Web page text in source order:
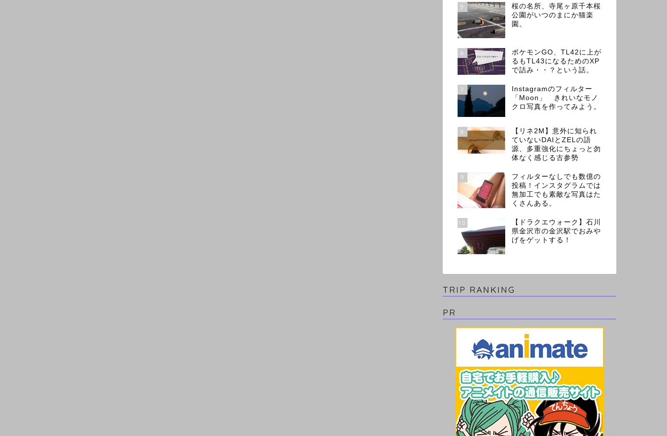
5
桜の名所、寺尾ヶ原千本桜
公園がいつのまにか猫楽
園。
6
ポケモンGO、TL42に上が
るもTL43になるためのXP
で詰み・・？という話。
7
Instagramのフィルター
「Moon」 きれいなモノ
クロ写真を作ってみよう。
8
【リネ2M】意外に知られ
ていないDAIとZELの語
源、多重強化にちょっと勿
体なく感じる古参勢
9
フィルターなしでも数億の
投稿！インスタグラムでは
無加工でも素敵な写真はた
くさんある。
10
【ドラクエウォーク】石川
県金沢市の金沢駅でおみや
げをゲットする！
TRIP RANKING
PR